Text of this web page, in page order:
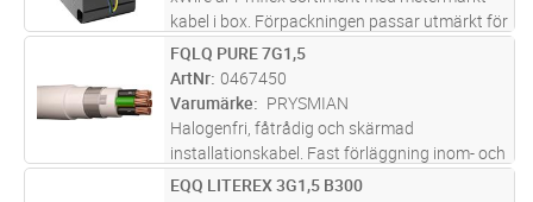
kabel i box. Förpackningen passar utmärkt för
servicebilar och i butiker med kapning samt
vid servicejobb och på byggen där kabel och
box behöver vara stryktå
M Lägg i kundvagn
FQLQ PURE 7G1,5
ArtNr 0467450
Varumärke
PRYSMIAN
Halogenfri, fåtrådig och skärmad
installationskabel. Fast förläggning inom- och
utomhus, i rör, kanal, i eller under puts, samt
M Lägg i kundvagn
EQQ LITEREX 3G1,5 B300